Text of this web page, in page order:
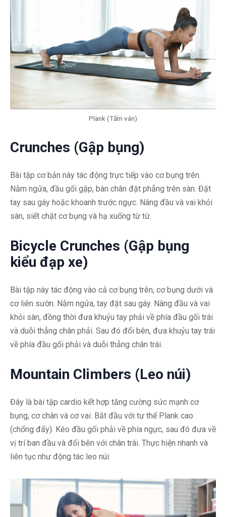
Plank (Tấm ván)
Crunches (Gập bụng)
Bài tập cơ bản này tác động trực tiếp vào cơ bụng trên.
Nằm ngửa, đầu gối gập, bàn chân đặt phẳng trên sàn. Đặt
tay sau gáy hoặc khoanh trước ngực. Nâng đầu và vai khỏi
sàn, siết chặt cơ bụng và hạ xuống từ từ.
Bicycle Crunches (Gập bụng
kiểu đạp xe)
Bài tập này tác động vào cả cơ bụng trên, cơ bụng dưới và
cơ liên sườn. Nằm ngửa, tay đặt sau gáy. Nâng đầu và vai
khỏi sàn, đồng thời đưa khuỷu tay phải về phía đầu gối trái
và duỗi thẳng chân phải. Sau đó đổi bên, đưa khuỷu tay trái
về phía đầu gối phải và duỗi thẳng chân trái.
Mountain Climbers (Leo núi)
Đây là bài tập cardio kết hợp tăng cường sức mạnh cơ
bụng, cơ chân và cơ vai. Bắt đầu với tư thế Plank cao
(chống đẩy). Kéo đầu gối phải về phía ngực, sau đó đưa về
vị trí ban đầu và đổi bên với chân trái. Thực hiện nhanh và
liên tục như động tác leo núi.